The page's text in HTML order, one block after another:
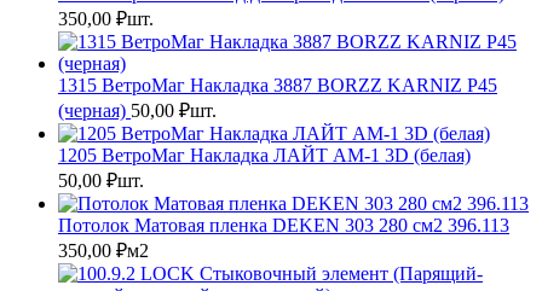
350,00 ₽шт.
1315 ВетроМаг Накладка 3887 BORZZ KARNIZ P45
(черная) 50,00 ₽шт.
1205 ВетроМаг Накладка ЛАЙТ АМ-1 3D (белая)
50,00 ₽шт.
Потолок Матовая пленка DEKEN 303 280 см2 396.113
350,00 ₽м2